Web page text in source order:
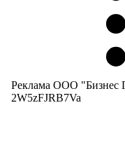
Реклама ООО "Бизнес
2W5zFJRB7Va